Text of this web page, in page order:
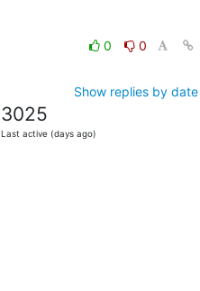
0 0
Show replies by date
3025
Last active (days ago)